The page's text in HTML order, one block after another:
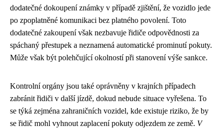
dodatečné dokoupení známky v případě zjištění, že vozidlo jede
po zpoplatněné komunikaci bez platného povolení. Toto
dodatečné zakoupení však nezbavuje řidiče odpovědnosti za
spáchaný přestupek a neznamená automatické prominutí pokuty.
Může však být polehčující okolností při stanovení výše sankce.
Kontrolní orgány jsou také oprávněny v krajních případech
zabránit řidiči v další jízdě, dokud nebude situace vyřešena. To
se týká zejména zahraničních vozidel, kde existuje riziko, že by
se řidič mohl vyhnout zaplacení pokuty odjezdem ze země. V